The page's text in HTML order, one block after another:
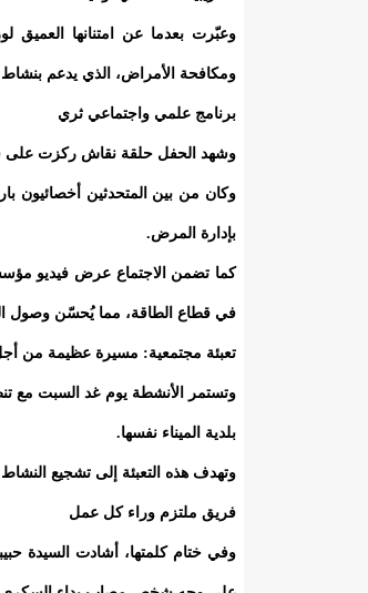
وعبّرت بعدما عن امتنانها
ومكافحة الأمراض، الذي يدعم بنشاط
برنامج علمي واجتماعي ثري
وشهد الحفل حلقة نقاش ركزت على
وكان من بين المتحدثين أخصائيون
بإدارة المرض.
في قطاع الطاقة، مما يُحسّن وصول
تعبئة مجتمعية: مسيرة عظيمة من
وتستمر الأنشطة يوم غد السبت مع
بلدية الميناء نفسها.
وتهدف هذه التعبئة إلى تشجيع
فريق ملتزم وراء كل عمل
وفي ختام كلمتها، أشادت السيدة